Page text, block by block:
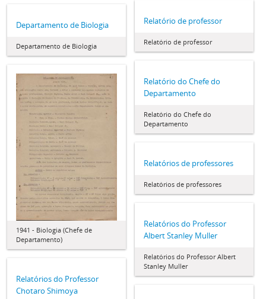
Relatório de professor
Relatório de professor
Departamento de Biologia
Departamento de Biologia
Relatório do Chefe do
Departamento
Relatório do Chefe do
Departamento
1941 - Biologia (Chefe de
Departamento)
Relatórios de professores
Relatórios de professores
Relatórios do Professor
Albert Stanley Muller
Relatórios do Professor Albert
Stanley Muller
Relatórios do Professor
Chotaro Shimoya